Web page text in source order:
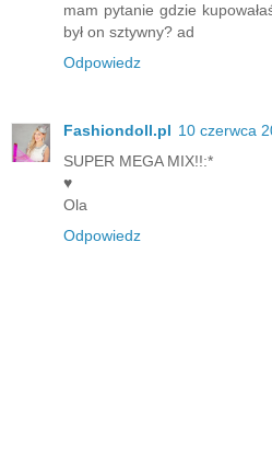
mam pytanie gdzie
był on sztywny? ad
Odpowiedz
Fashiondoll.pl 10 czerwca
SUPER MEGA MIX!!:*
♥
Ola
Odpowiedz